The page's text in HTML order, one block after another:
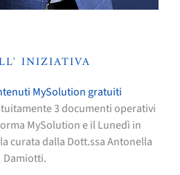
INIZIATIVA
MySolution gratuiti
3 documenti operativi
MySolution e il Lunedì in
curata dalla Dott.ssa Antonella
Damiotti.